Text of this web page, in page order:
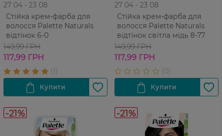
27 04 - 23 08
Стійка крем-фарба для
волосся Palette Naturals
відтінок 6-0
149,99 ГРН
117,99 ГРН
27 04 - 23 08
Стійка крем-фарба для
волосся Palette Naturals
відтінок світла мідь 8-77
149,99 ГРН
117,99 ГРН
-21% -21%